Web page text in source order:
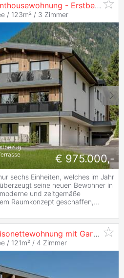
Exklusive 3-Zimmer Penthousewohnung - Erstbezug!
/ 123m² / 3 Zimmer
€ 975.000,-
sechs Einheiten, welches im Jahr
seine neuen Bewohner in
und zeitgemäße
Raumkonzept geschaffen,...
Moderne 4-Zimmer Maisonettewohnung mit Garten - Erstbezug!
/ 121m² / 4 Zimmer